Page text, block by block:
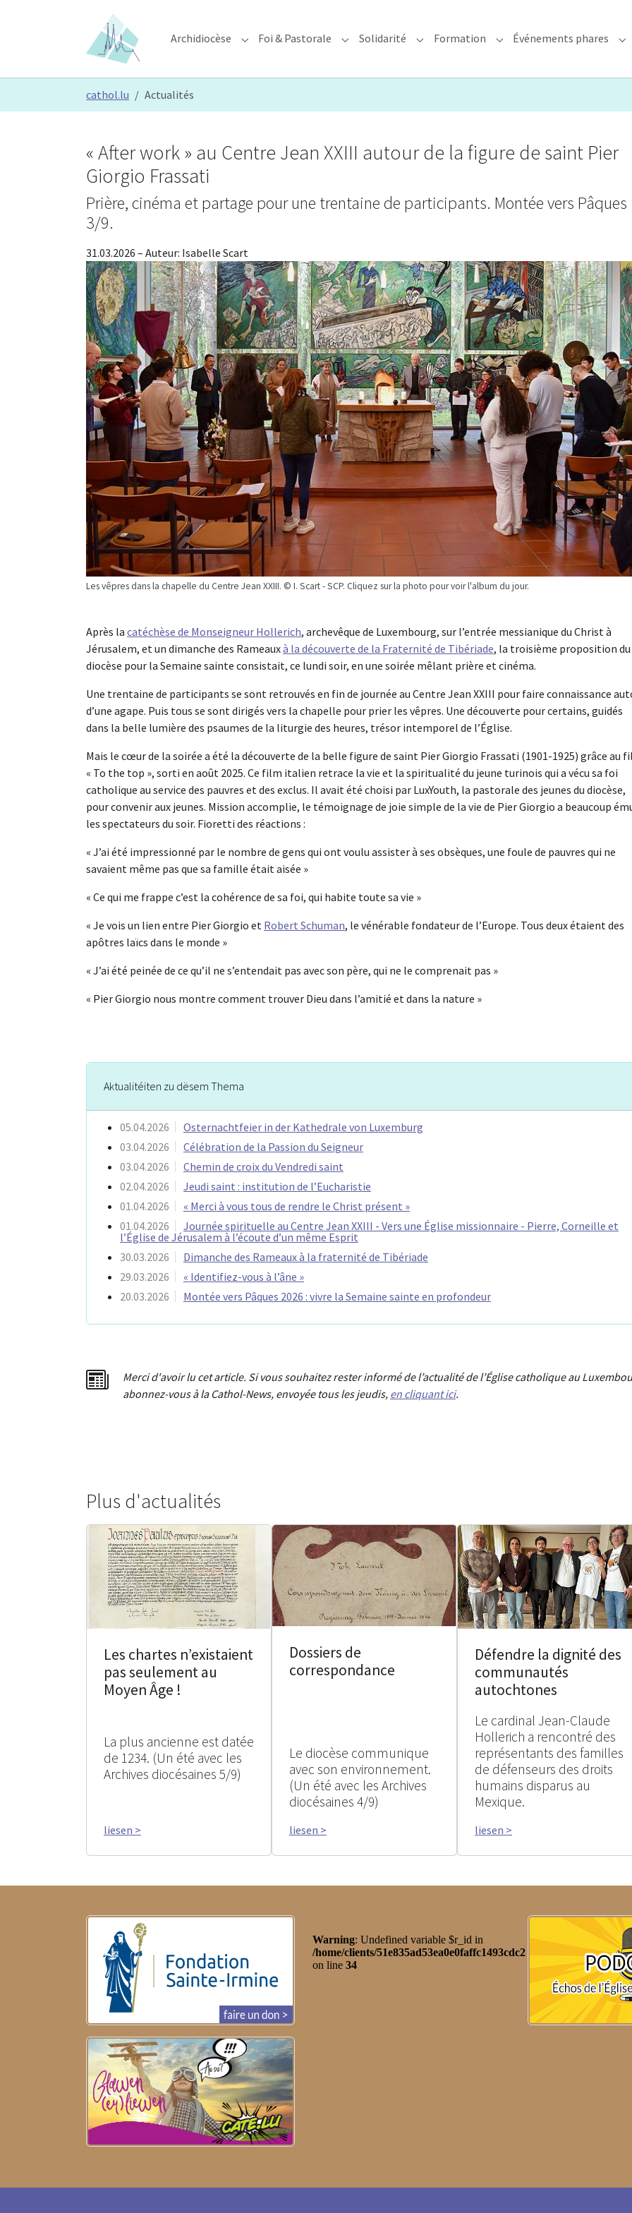
Archidiocèse Submenu for "Archidiocèse"
Foi & Pastorale Submenu for "Foi & Pastorale"
Solidarité Submenu for "Solidarité"
Formation Submenu for "Formation"
Événements phares
cathol.lu Actualités
Les vêpres dans la chapelle du Centre Jean XXIII. © I. Scart - SCP. Cliquez sur la photo pour voir l'album du jour.
« After work » au Centre Jean XXIII autour de la figure de saint Pier
Giorgio Frassati
Prière, cinéma et partage pour une trentaine de participants. Montée vers Pâques
3/9.
31.03.2026 – Auteur: Isabelle Scart
Après la catéchèse de Monseigneur Hollerich, archevêque de Luxembourg, sur l’entrée messianique du Christ à
Jérusalem, et un dimanche des Rameauxà la découverte de la Fraternité de Tibériade, la troisième proposition du
diocèse pour la Semaine sainte consistait, ce lundi soir, en une soirée mêlant prière et cinéma.
Une trentaine de participants se sont retrouvés en fin de journée au Centre Jean XXIII pour faire connaissance
d’une agape. Puis tous se sont dirigés vers la chapelle pour prier les vêpres. Une découverte pour certains, guidés
dans la belle lumière des psaumes de la liturgie des heures, trésor intemporel de l’Église.
Mais le cœur de la soirée a été la découverte de la belle figure de saint Pier Giorgio Frassati (1901-1925) grâce au
« To the top », sorti en août 2025. Ce film italien retrace la vie et la spiritualité du jeune turinois qui a vécu sa foi
catholique au service des pauvres et des exclus. Il avait été choisi par LuxYouth, la pastorale des jeunes du diocèse,
pour convenir aux jeunes. Mission accomplie, le témoignage de joie simple de la vie de Pier Giorgio a beaucoup
les spectateurs du soir. Fioretti des réactions :
« J’ai été impressionné par le nombre de gens qui ont voulu assister à ses obsèques, une foule de pauvres qui ne
savaient même pas que sa famille était aisée »
« Ce qui me frappe c’est la cohérence de sa foi, qui habite toute sa vie »
« Je vois un lien entre Pier Giorgio et Robert Schuman, le vénérable fondateur de l’Europe. Tous deux étaient des
apôtres laïcs dans le monde »
« J’ai été peinée de ce qu’il ne s’entendait pas avec son père, qui ne le comprenait pas »
« Pier Giorgio nous montre comment trouver Dieu dans l’amitié et dans la nature »
Aktualitéiten zu dësem Thema
05.04.2026
Osternachtfeier in der Kathedrale von Luxemburg
03.04.2026
Célébration de la Passion du Seigneur
03.04.2026
Chemin de croix du Vendredi saint
02.04.2026
Jeudi saint : institution de l’Eucharistie
01.04.2026
« Merci à vous tous de rendre le Christ présent »
01.04.2026
Journée spirituelle au Centre Jean XXIII - Vers une Église missionnaire - Pierre, Corneille et
l’Église de Jérusalem à l’écoute d’un même Esprit
30.03.2026
Dimanche des Rameaux à la fraternité de Tibériade
29.03.2026
« Identifiez-vous à l’âne »
20.03.2026
Montée vers Pâques 2026 : vivre la Semaine sainte en profondeur
Merci d'avoir lu cet article. Si vous souhaitez rester informé de l’actualité de l’Église catholique au
abonnez-vous à la Cathol-News, envoyée tous les jeudis, en cliquant ici.
Plus d'actualités
Les chartes n’existaient
pas seulement au
Moyen Âge !
La plus ancienne est datée
de 1234. (Un été avec les
Archives diocésaines 5/9)
liesen >
Dossiers de
correspondance
Le diocèse communique
avec son environnement.
(Un été avec les Archives
diocésaines 4/9)
liesen >
Défendre la dignité des
communautés
autochtones
Le cardinal Jean-Claude
Hollerich a rencontré des
représentants des familles
de défenseurs des droits
humains disparus au
Mexique.
liesen >